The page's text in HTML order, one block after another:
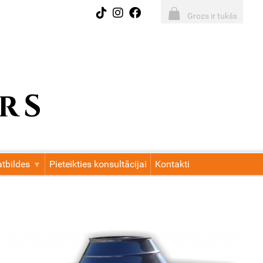
Grozs ir tukšs
Pieteikties konsultācijai Kontakti